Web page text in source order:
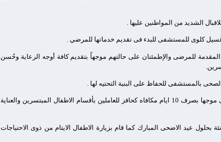
الشديد من المواطنين عليها .
للمرضى والإطمئنان على حالتهم موجهاً بتقديم كافة أوجه الرعاية وحُسن
بالمستشفى للحفاظ على البنية التحتيه لها .
لجميع أطقم التمريض وزيادتها بما لا يقل عن شهر نظرى وأخر عملى موجها بصرف 10 ايام مكافاه كحافز للعاملين بأقسام الاطفال المبتسرين والعناية
بحلول عيد الاضحى المبارك كما قام بزيارة الاطفال الايتام من ذوى الاحتياجات